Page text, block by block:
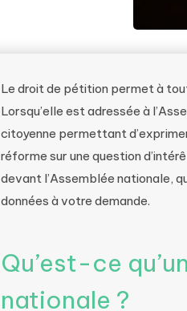
Le droit de pétition permet à
Lorsqu’elle est adressée à
citoyenne permettant
réforme sur une question
devant l’Assemblée nationale,
données à votre demande.
Qu’est-ce
nationale ?